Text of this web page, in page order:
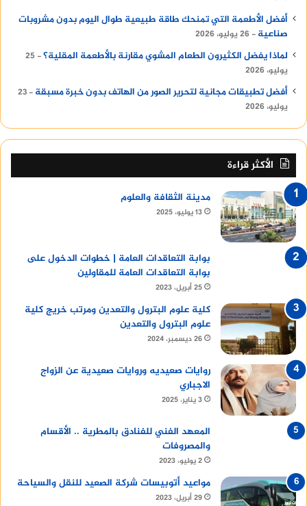
أفضل الأطعمة التي تمنحك طاقة طبيعية طوال اليوم بدون مشروبات
صناعية
26 يوليو، 2026
لماذا يفضل الكثيرون الطعام المشوي مقارنة بالأطعمة المقلية؟
25
يوليو، 2026
أفضل تطبيقات مجانية لتحرير الصور من الهاتف بدون خبرة مسبقة
23
يوليو، 2026
الأكثر قراءة
مدينة الثقافة والعلوم
13 يوليو، 2025
بوابة التعاقدات العامة | خطوات الدخول على
بوابة التعاقدات العامة للمقاولين
25 أبريل، 2023
كلية علوم البترول والتعدين ومرتب خريج كلية
علوم البترول والتعدين
26 ديسمبر، 2024
روايات صعيديه وروايات صعيدية عن الزواج
الاجباري
3 يناير، 2025
المعهد الفني للفنادق بالمطرية .. الأقسام
والمصروفات
2 يوليو، 2023
مواعيد أتوبيسات شركة الصعيد للنقل والسياحة
29 أبريل، 2023